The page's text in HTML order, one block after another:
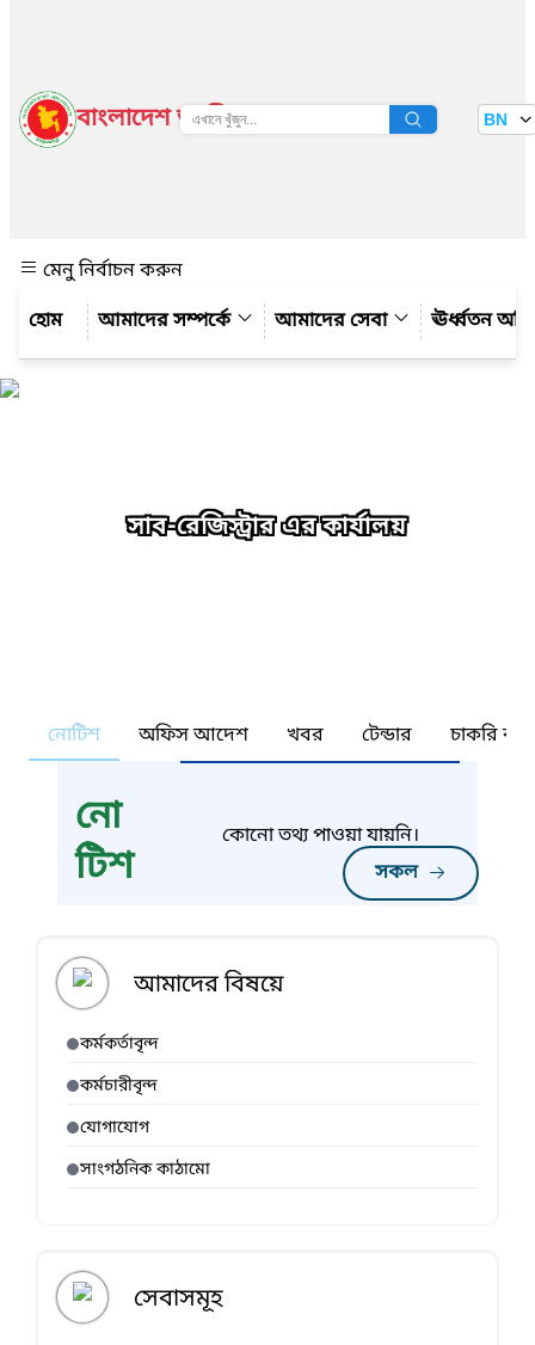
বাংলাদেশ জাতীয় তথ্য বাতায়ন BN
মেনু নির্বাচন করুন
আমাদের সম্পর্কে
আমাদের সেবা ঊর্ধ্বতন
সাব-রেজিস্ট্রার এর কার্যালয়
নোটিশ অফিস আদেশ খবর টেন্ডার চাকরি
নো
টিশ
সকল
কোনো তথ্য পাওয়া যায়নি।
আমাদের বিষয়ে
কর্মকর্তাবৃন্দ
কর্মচারীবৃন্দ
যোগাযোগ
সাংগঠনিক কাঠামো
সেবাসমূহ